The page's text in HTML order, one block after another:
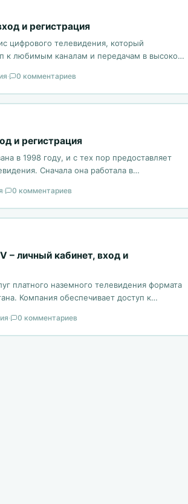
и регистрация
цифрового телевидения, который
к любимым каналам и передачам в высоком
· 0 комментариев
и регистрация
в 1998 году, и с тех пор предоставляет
Сначала она работала в…
· 0 комментариев
– личный кабинет, вход и
платного наземного телевидения формата
Компания обеспечивает доступ к
· 0 комментариев